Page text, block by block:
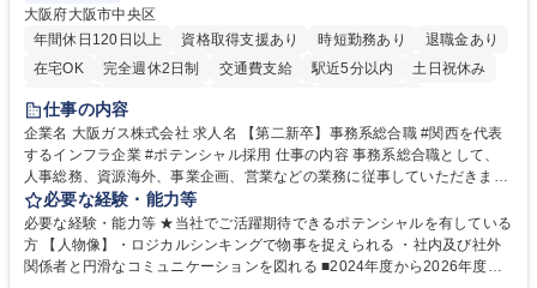
大阪府大阪市中央区
年間休日120日以上
資格取得支援あり 時短勤務あり
退職金あり
在宅OK
完全週休2日制 交通費支給 駅近5分以内
土日祝休み
服装自由
第二新卒歓迎
仕事の内容
企業名 大阪ガス株式会社 求人名 【第二新卒】事務系総合職 #関西を代表
するインフラ企業 #ポテンシャル採用 仕事の内容 事務系総合職として、
人事総務、資源海外、事業企画、営業などの業務に従事していただきま
す。 【業務内容の一例】■所属事業部の勤労業務 ■海外に関係する各種業
務 ■営業部門の企画スタッフ、ルート営業 【キャリアパス】入社後の配属
ポジションで一定期間ご活躍頂いた後、本人の適性及び将来のキャリアを
鑑みてジョブローテーションを行います。 【育成】OJTでの現場育成や研
必要な経験・能力等
必要な経験・能力等 ★当社でご活躍期待できるポテンシャルを有している
方 【人物像】・ロジカルシンキングで物事を捉えられる ・社内及び社外
関係者と円滑なコミュニケーションを図れる ■2024年度から2026年度ま